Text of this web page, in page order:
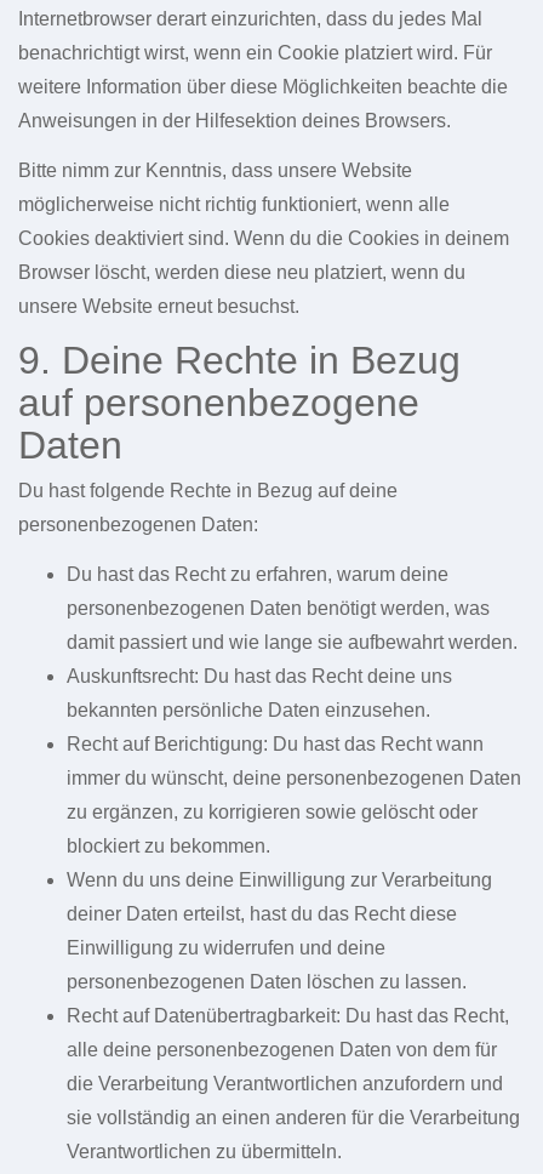
Internetbrowser derart einzurichten, dass du jedes Mal
benachrichtigt wirst, wenn ein Cookie platziert wird. Für
weitere Information über diese Möglichkeiten beachte die
Anweisungen in der Hilfesektion deines Browsers.
Bitte nimm zur Kenntnis, dass unsere Website
möglicherweise nicht richtig funktioniert, wenn alle
Cookies deaktiviert sind. Wenn du die Cookies in deinem
Browser löscht, werden diese neu platziert, wenn du
unsere Website erneut besuchst.
9. Deine Rechte in Bezug
auf personenbezogene
Daten
Du hast folgende Rechte in Bezug auf deine
personenbezogenen Daten:
Du hast das Recht zu erfahren, warum deine
personenbezogenen Daten benötigt werden, was
damit passiert und wie lange sie aufbewahrt werden.
Auskunftsrecht: Du hast das Recht deine uns
bekannten persönliche Daten einzusehen.
Recht auf Berichtigung: Du hast das Recht wann
immer du wünscht, deine personenbezogenen Daten
zu ergänzen, zu korrigieren sowie gelöscht oder
blockiert zu bekommen.
Wenn du uns deine Einwilligung zur Verarbeitung
deiner Daten erteilst, hast du das Recht diese
Einwilligung zu widerrufen und deine
personenbezogenen Daten löschen zu lassen.
Recht auf Datenübertragbarkeit: Du hast das Recht,
alle deine personenbezogenen Daten von dem für
die Verarbeitung Verantwortlichen anzufordern und
sie vollständig an einen anderen für die Verarbeitung
Verantwortlichen zu übermitteln.